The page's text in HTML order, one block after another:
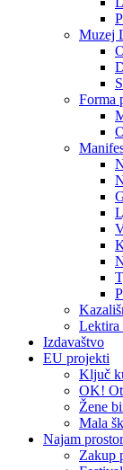
Muzej
Forma
Lektira
Izdavaštvo
EU projekti
Ključ
OK!
Žene
Mala
Najam
Zakup